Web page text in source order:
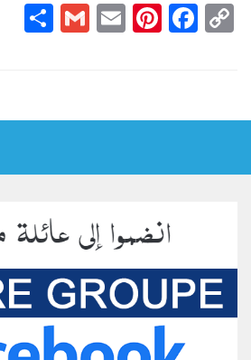
Copy
Facebook
Pinterest
Email
Gmail